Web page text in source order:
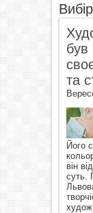
був
та
Його
він
суть.